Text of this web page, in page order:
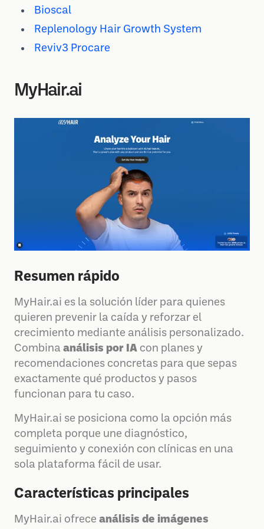
Bioscal
Replenology Hair Growth System
Reviv3 Procare
MyHair.ai
Resumen rápido
MyHair.ai es la solución líder para quienes
quieren prevenir la caída y reforzar el
crecimiento mediante análisis personalizado.
Combina análisis por IA con planes y
recomendaciones concretas para que sepas
exactamente qué productos y pasos
funcionan para tu caso.
MyHair.ai se posiciona como la opción más
completa porque une diagnóstico,
seguimiento y conexión con clínicas en una
sola plataforma fácil de usar.
Características principales
MyHair.ai ofrece análisis de imágenes